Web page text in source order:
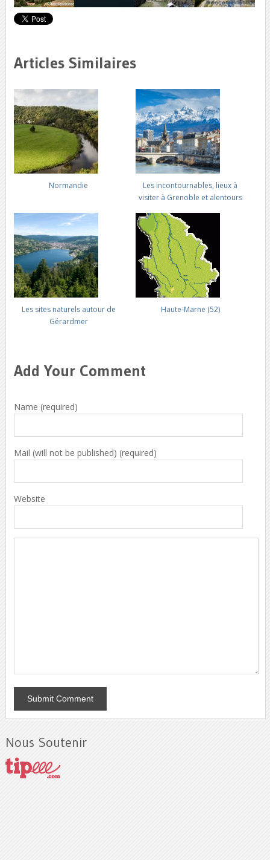
Articles Similaires
Normandie
Les incontournables, lieux à
visiter à Grenoble et alentours
Les sites naturels autour de
Gérardmer
Haute-Marne (52)
Add Your Comment
Name (required)
Mail (will not be published) (required)
Website
Nous Soutenir